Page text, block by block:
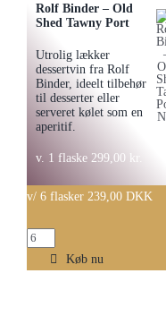
Rolf Binder – Old
Shed Tawny Port
Utrolig lækker
dessertvin fra Rolf
Binder, ideelt tilbehør
til desserter eller
serveret kølet som en
aperitif.
v. 1 flaske 299,00 kr.
v/ 6 flasker 239,00 DKK
Rolf
Binder
Køb nu